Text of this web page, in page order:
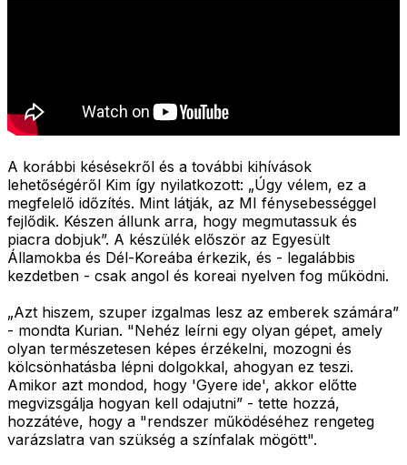
A korábbi késésekről és a további kihívások
lehetőségéről Kim így nyilatkozott: „Úgy vélem, ez a
megfelelő időzítés. Mint látják, az MI fénysebességgel
fejlődik. Készen állunk arra, hogy megmutassuk és
piacra dobjuk”. A készülék először az Egyesült
Államokba és Dél-Koreába érkezik, és - legalábbis
kezdetben - csak angol és koreai nyelven fog működni.
„Azt hiszem, szuper izgalmas lesz az emberek számára”
- mondta Kurian. "Nehéz leírni egy olyan gépet, amely
olyan természetesen képes érzékelni, mozogni és
kölcsönhatásba lépni dolgokkal, ahogyan ez teszi.
Amikor azt mondod, hogy 'Gyere ide', akkor előtte
megvizsgálja hogyan kell odajutni” - tette hozzá,
hozzátéve, hogy a "rendszer működéséhez rengeteg
varázslatra van szükség a színfalak mögött".